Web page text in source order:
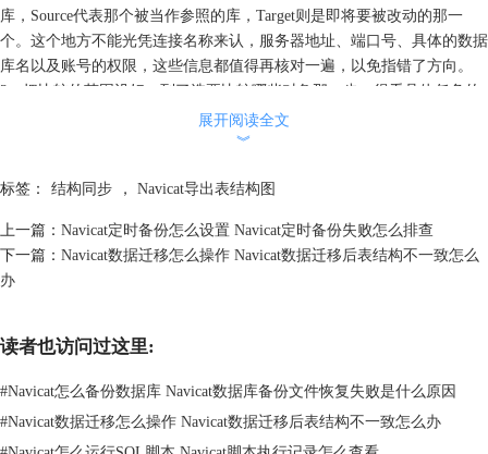
库，Source代表那个被当作参照的库，Target则是即将要被改动的那一
个。这个地方不能光凭连接名称来认，服务器地址、端口号、具体的数据
库名以及账号的权限，这些信息都值得再核对一遍，以免指错了方向。
3、把比较的范围设好：到了选要比较哪些对象那一步，得看具体任务的
实际需要来勾选，假如这一回只打算调整表结构，就别把视图、函数、存
储过程还有事件这些一股脑全选上；把比较的范围收得窄一些，后面生成
烦。
动生成的每一条变更语句从头到尾看一遍，确认没有问题了，再去点击执
行按钮。执行之后的结果会展示在消息日志当中，万一出了什么差错，也
方便回头查。另外，Navicat还支持把当前的同步配置给存下来，后面再
二、Navicat结构同步前怎么比较差异
行按钮那一下子，而是更前面的环节：你得一条一条地去判，哪些差异是
应该被留下来的，哪些差异才真正需要被同步过去。
1、按照操作的类型来查看差异：比较跑完之后，建议先从操作类型这个
展开阅读全文
︾
标签： 结构同步 ， Navicat导出表结构图
上一篇： Navicat定时备份怎么设置 Navicat定时备份失败怎么排查
下一篇： Navicat数据迁移怎么操作 Navicat数据迁移后表结构不一致怎么
办
读者也访问过这里:
#Navicat怎么备份数据库 Navicat数据库备份文件恢复失败是什么原因
#Navicat数据迁移怎么操作 Navicat数据迁移后表结构不一致怎么办